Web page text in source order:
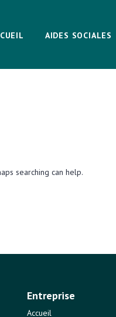
AIDES SOCIALES
searching can help.
Entreprise
Accueil